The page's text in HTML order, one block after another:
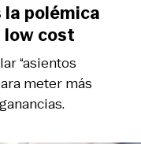
“asientos
meter más
polémica
low cost